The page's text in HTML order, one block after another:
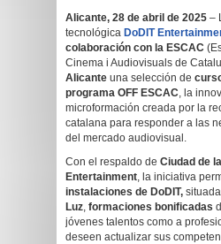
Alicante, 28 de abril de 2025 –
tecnológica DoDIT
colaboración con la ESCAC
Cinema i Audiovisuals de
Alicante una selección de
programa OFF ESCAC, la
microformación creada por la
catalana para responder a las
del mercado audiovisual.
Con el respaldo de Ciudad de
Entertainment, la iniciativa
instalaciones de DoDIT,
Luz, formaciones bonificadas
jóvenes talentos como a
deseen actualizar sus